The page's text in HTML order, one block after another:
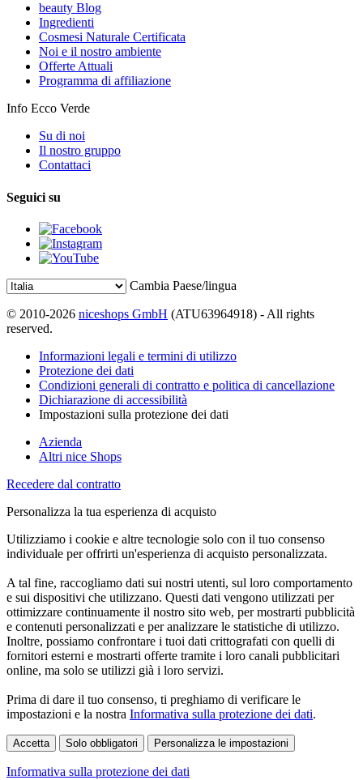
beauty Blog
Ingredienti
Cosmesi Naturale Certificata
Noi e il nostro ambiente
Offerte Attuali
Programma di affiliazione
Info Ecco Verde
Su di noi
Il nostro gruppo
Contattaci
Seguici su
Cambia Paese/lingua
© 2010-2026 niceshops GmbH (ATU63964918) - All rights
reserved.
Informazioni legali e termini di utilizzo
Protezione dei dati
Condizioni generali di contratto e politica di cancellazione
Dichiarazione di accessibilità
Impostazioni sulla protezione dei dati
Azienda
Altri nice Shops
Recedere dal contratto
Personalizza la tua esperienza di acquisto
Utilizziamo i cookie e altre tecnologie solo con il tuo consenso
individuale per offrirti un'esperienza di acquisto personalizzata.
A tal fine, raccogliamo dati sui nostri utenti, sul loro comportamento
e sui dispositivi che utilizzano. Questi dati vengono utilizzati per
ottimizzare continuamente il nostro sito web, per mostrarti pubblicità
e contenuti personalizzati e per analizzare le statistiche di utilizzo.
Inoltre, possiamo confrontare i tuoi dati crittografati con quelli di
fornitori esterni e mostrarti offerte tramite i loro canali pubblicitari
online, ma solo se utilizzi già i loro servizi.
Prima di dare il tuo consenso, ti preghiamo di verificare le
impostazioni e la nostra Informativa sulla protezione dei dati.
Accetta Solo obbligatori Personalizza le impostazioni
Informativa sulla protezione dei dati